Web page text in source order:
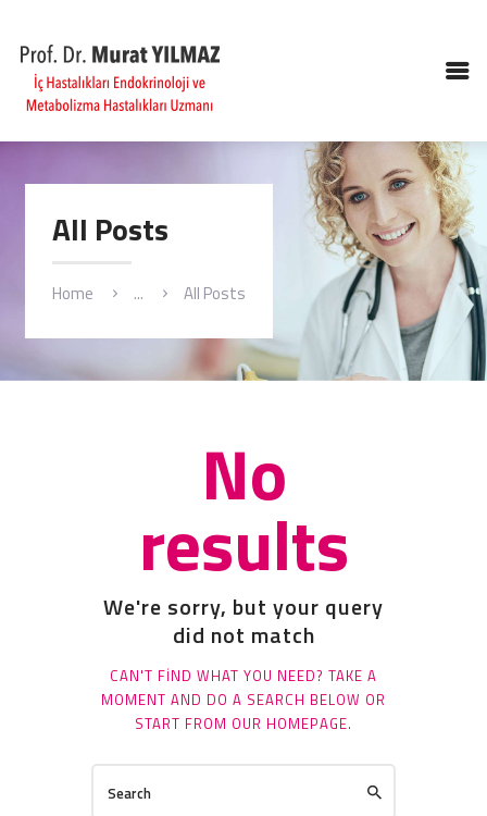
All Posts
Home ... All Posts
ANASAYFA
HAKKIMIZDA
HIZMETLER
ANLAŞMALI KURUMLAR
İLETIŞIM
No
results
We're sorry, but your query
did not match
CAN'T FIND WHAT YOU NEED? TAKE A
MOMENT AND DO A SEARCH BELOW OR
START FROM OUR HOMEPAGE.